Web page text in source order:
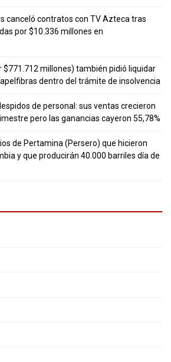
canceló contratos con TV Azteca tras
por $10.336 millones en
$771.712 millones) también pidió liquidar
dentro del trámite de insolvencia
de personal: sus ventas crecieron
pero las ganancias cayeron 55,78%
de Pertamina (Persero) que hicieron
y que producirán 40.000 barriles día de